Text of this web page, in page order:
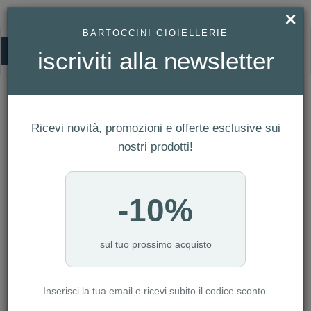
HOMEPAGE ORECCHINI FOSSIL REF. JFS00562040
Orecchini Fossil Ref. JFS00562040
×
BARTOCCINI GIOIELLERIE
iscriviti alla newsletter
Ricevi novità, promozioni e offerte esclusive sui
nostri prodotti!
-10%
sul tuo prossimo acquisto
Inserisci la tua email e ricevi subito il codice sconto.